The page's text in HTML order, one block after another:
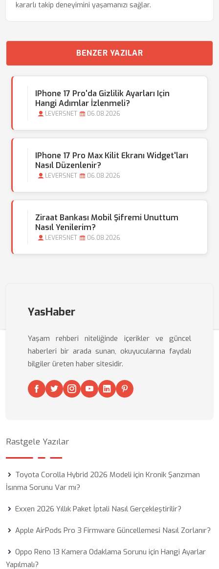
kararlı takip deneyimini yaşamanızı sağlar.
BENZER YAZILAR
IPhone 17 Pro'da Gizlilik Ayarları Için
Hangi Adımlar İzlenmeli?
LEVERSNET 06.08.2026
IPhone 17 Pro Max Kilit Ekranı Widget'ları
Nasıl Düzenlenir?
LEVERSNET 06.08.2026
Ziraat Bankası Mobil Şifremi Unuttum
Nasıl Yenilerim?
LEVERSNET 06.08.2026
YasHaber
Yaşam rehberi niteliğinde içerikler ve güncel
haberleri bir arada sunan, okuyucularına faydalı
bilgiler üreten haber sitesidir.
Rastgele Yazılar
Toyota Corolla Hybrid 2026 Modeli için Kronik Şanzıman
İsınma Sorunu Var mı?
Exxen 2026 Yıllık Paket İptali Nasıl Gerçekleştirilir?
Apple AirPods Pro 3 Firmware Güncellemesi Nasıl Zorlanır?
Oppo Reno 13 Kamera Odaklama Sorunu için Hangi Ayarlar
Yapılmalı?